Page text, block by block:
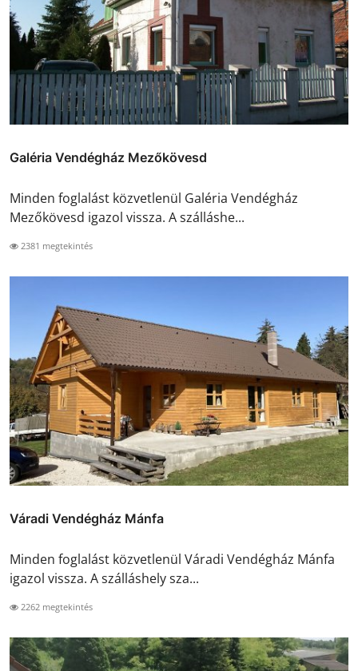
Galéria Vendégház Mezőkövesd
Minden foglalást közvetlenül Galéria Vendégház
Mezőkövesd igazol vissza. A szálláshe...
2381 megtekintés
Váradi Vendégház Mánfa
Minden foglalást közvetlenül Váradi Vendégház Mánfa
igazol vissza. A szálláshely sza...
2262 megtekintés